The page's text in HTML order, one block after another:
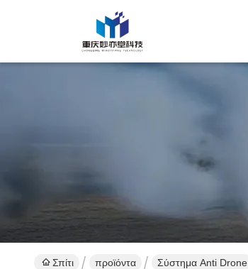
Σπίτι προϊόντα Σύστημα Anti Drone